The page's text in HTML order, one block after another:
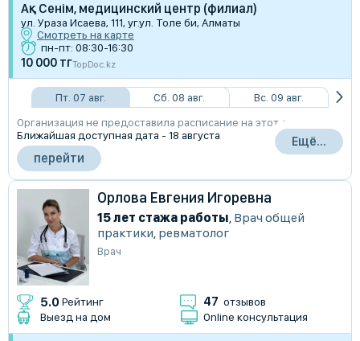
Ақ Сенім, медицинский центр (филиал)
ул. Ураза Исаева, 111, уг.ул. Толе би, Алматы
Смотреть на карте
пн-пт: 08:30-16:30
10 000 тгTopDoc.kz
Пт. 07 авг. Сб. 08 авг.
Вс. 09 авг.
Организация не предоставила расписание на этот день
Ближайшая доступная дата - 18 августа
перейти
Ещё...
Орлова Евгения Игоревна
15 лет стажа работы, Врач общей
практики, ревматолог
Врач
5.0 Рейтинг 47 отзывов
Выезд на дом
Online консультация